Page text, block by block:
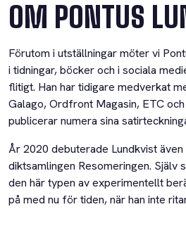
OM PONTUS
Förutom i utställningar möter vi
i tidningar, böcker och i sociala
flitigt. Han har tidigare medverkat
Galago, Ordfront Magasin, ETC
publicerar numera sina
År 2020 debuterade Lundkvist
diktsamlingen Resomeringen. Själv
den här typen av experimentellt
på med nu för tiden, när han inte